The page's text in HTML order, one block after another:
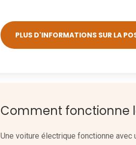
PLUS D'INFORMATIONS SUR LA
Comment fonctionne
Une voiture électrique fonctionne